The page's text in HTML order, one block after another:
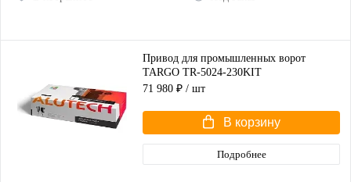
Привод для промышленных ворот
TARGO TR-5024-230KIT
71 980 ₽ / шт
В корзину
Подробнее